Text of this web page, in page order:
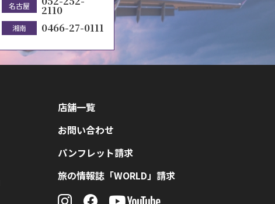
名古屋 2110
湘南 0466-27-0111
店舗一覧
お問い合わせ
パンフレット請求
旅の情報誌「WORLD」請求